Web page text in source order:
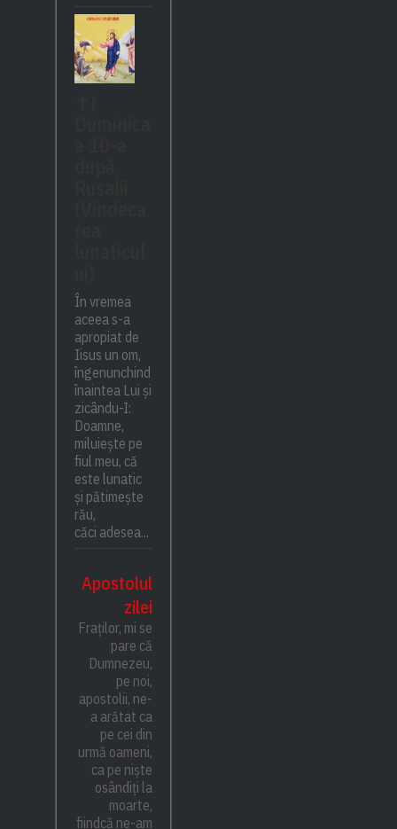
În vremea
aceea s-a
apropiat de
Iisus un om,
îngenunchind
înaintea Lui și
zicându-I:
Doamne,
miluiește pe
fiul meu, că
este lunatic
și pătimește
rău,
căci adesea...
Apostolul
zilei
Fraților, mi se
pare că
Dumnezeu,
pe noi,
apostolii, ne-
a arătat ca
pe cei din
urmă oameni,
ca pe niște
osândiți la
moarte,
fiindcă ne-am